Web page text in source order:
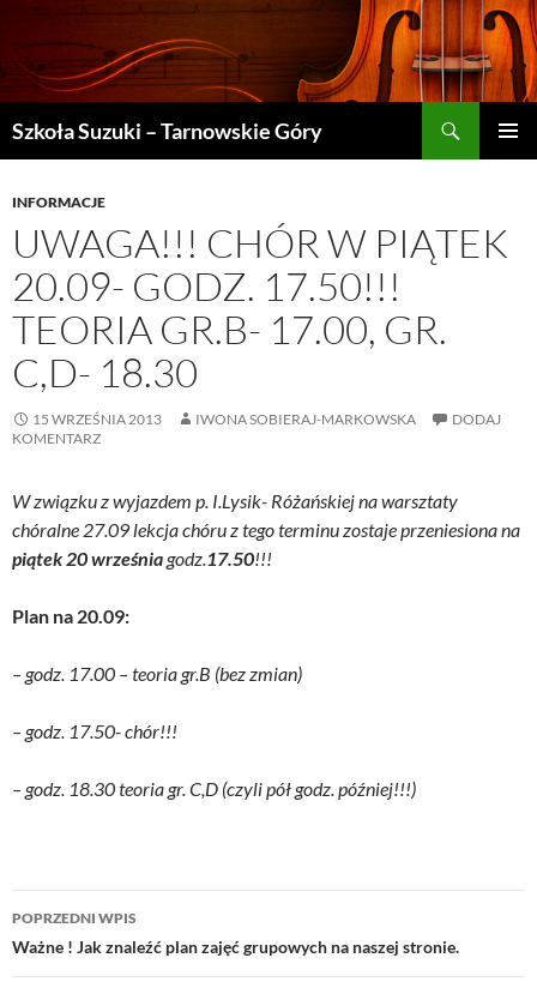
Szkoła Suzuki – Tarnowskie Góry
TREŚCI
INFORMACJE
UWAGA!!! CHÓR W PIĄTEK
20.09- GODZ. 17.50!!!
TEORIA GR.B- 17.00, GR.
C,D- 18.30
15 WRZEŚNIA 2013 IWONA SOBIERAJ-MARKOWSKA
DODAJ
KOMENTARZ
W związku z wyjazdem p. I.Lysik- Różańskiej na warsztaty
chóralne 27.09 lekcja chóru z tego terminu zostaje przeniesiona na
piątek 20 września godz.17.50!!!
Plan na 20.09:
– godz. 17.00 – teoria gr.B (bez zmian)
– godz. 17.50- chór!!!
– godz. 18.30 teoria gr. C,D (czyli pół godz. później!!!)
Nawigacja
wpisu
POPRZEDNI WPIS
Ważne ! Jak znaleźć plan zajęć grupowych na naszej stronie.